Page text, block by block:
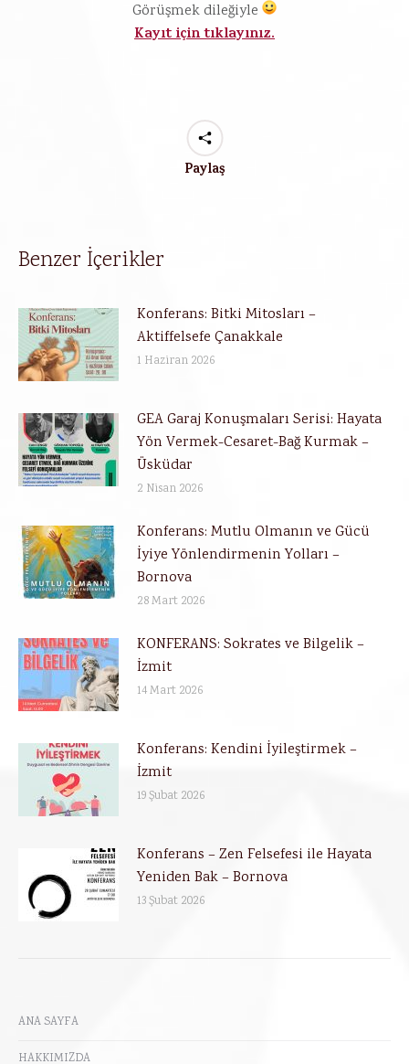
Görüşmek dileğiyle
Kayıt için tıklayınız.
Paylaş
Benzer İçerikler
Konferans: Bitki Mitosları –
Aktiffelsefe Çanakkale
1 Haziran 2026
GEA Garaj Konuşmaları Serisi: Hayata
Yön Vermek-Cesaret-Bağ Kurmak –
Üsküdar
2 Nisan 2026
Konferans: Mutlu Olmanın ve Gücü
İyiye Yönlendirmenin Yolları –
Bornova
28 Mart 2026
KONFERANS: Sokrates ve Bilgelik –
İzmit
14 Mart 2026
Konferans: Kendini İyileştirmek –
İzmit
19 Şubat 2026
Konferans – Zen Felsefesi ile Hayata
Yeniden Bak – Bornova
13 Şubat 2026
ANA SAYFA
HAKKIMIZDA